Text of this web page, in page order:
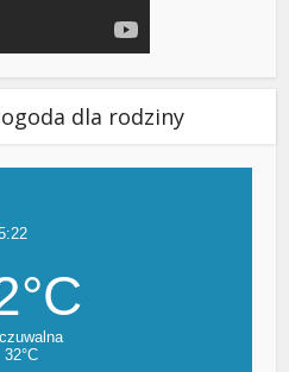
dla rodziny